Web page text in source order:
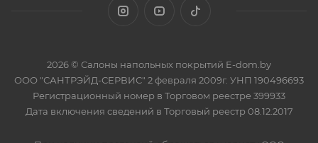
2026 © Салоны напольных покрытий E-dom.by
ООО "САНТРЭЙД-СЕРВИС" 2 февраля 2009г. УНП 190496693
Регистрационный номер в Торговом реестре 399933
Дата включения сведений в Торговый реестр 08.12.2017